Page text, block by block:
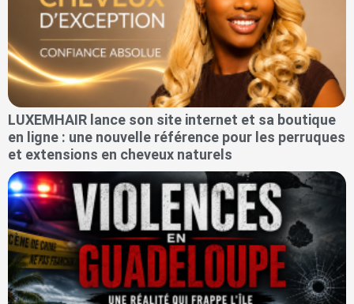
LUXEMHAIR lance son site internet et sa boutique
en ligne : une nouvelle référence pour les perruques
et extensions en cheveux naturels